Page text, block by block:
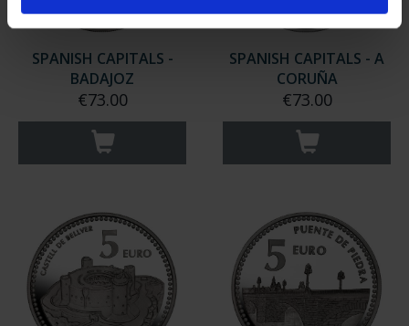
SPANISH CAPITALS -
BADAJOZ
€73.00
SPANISH CAPITALS - A
CORUÑA
€73.00